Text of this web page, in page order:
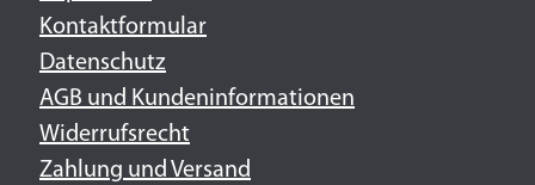
Kontaktformular
Datenschutz
AGB und Kundeninformationen
Widerrufsrecht
Zahlung und Versand